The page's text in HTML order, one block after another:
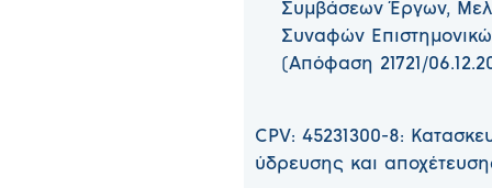
Συμβάσεων Έργων,
Συναφών
(Απόφαση 21721/
CPV: 45231300-8:
ύδρευσης και